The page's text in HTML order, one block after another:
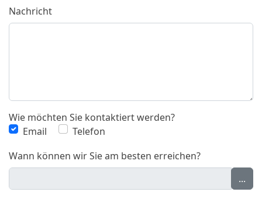
Nachricht
Wie möchten Sie kontaktiert werden?
Email
Telefon
Wann können wir Sie am besten erreichen?
...